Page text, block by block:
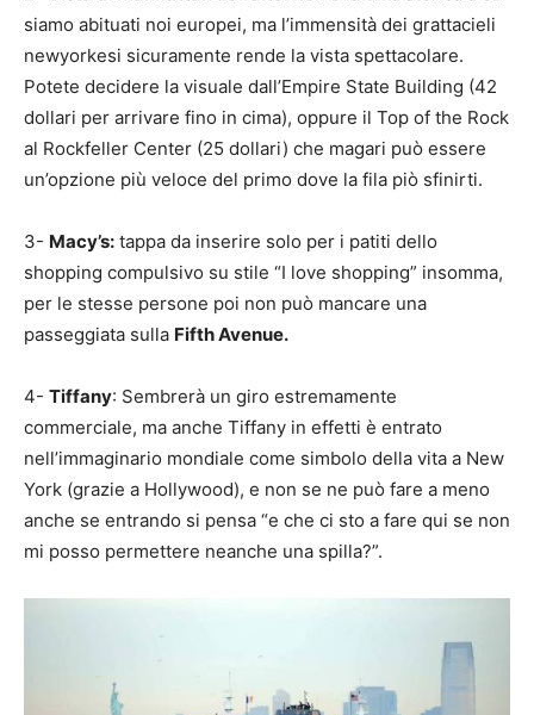
siamo abituati noi europei, ma l’immensità dei grattacieli
newyorkesi sicuramente rende la vista spettacolare.
Potete decidere la visuale dall’Empire State Building (42
dollari per arrivare fino in cima), oppure il Top of the Rock
al Rockfeller Center (25 dollari) che magari può essere
un’opzione più veloce del primo dove la fila piò sfinirti.
3- Macy’s: tappa da inserire solo per i patiti dello
shopping compulsivo su stile “I love shopping” insomma,
per le stesse persone poi non può mancare una
passeggiata sulla Fifth Avenue.
4- Tiffany: Sembrerà un giro estremamente
commerciale, ma anche Tiffany in effetti è entrato
nell’immaginario mondiale come simbolo della vita a New
York (grazie a Hollywood), e non se ne può fare a meno
anche se entrando si pensa “e che ci sto a fare qui se non
mi posso permettere neanche una spilla?”.